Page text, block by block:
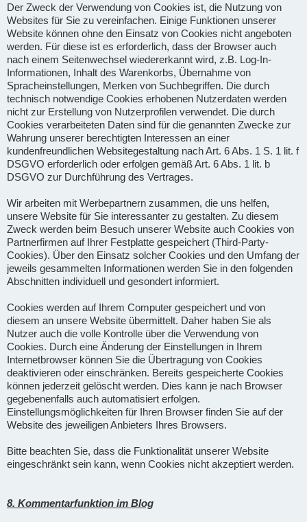
Der Zweck der Verwendung von Cookies ist, die Nutzung von
Websites für Sie zu vereinfachen. Einige Funktionen unserer
Website können ohne den Einsatz von Cookies nicht angeboten
werden. Für diese ist es erforderlich, dass der Browser auch
nach einem Seitenwechsel wiedererkannt wird, z.B. Log-In-
Informationen, Inhalt des Warenkorbs, Übernahme von
Spracheinstellungen, Merken von Suchbegriffen. Die durch
technisch notwendige Cookies erhobenen Nutzerdaten werden
nicht zur Erstellung von Nutzerprofilen verwendet. Die durch
Cookies verarbeiteten Daten sind für die genannten Zwecke zur
Wahrung unserer berechtigten Interessen an einer
kundenfreundlichen Websitegestaltung nach Art. 6 Abs. 1 S. 1 lit. f
DSGVO erforderlich oder erfolgen gemäß Art. 6 Abs. 1 lit. b
DSGVO zur Durchführung des Vertrages.
Wir arbeiten mit Werbepartnern zusammen, die uns helfen,
unsere Website für Sie interessanter zu gestalten. Zu diesem
Zweck werden beim Besuch unserer Website auch Cookies von
Partnerfirmen auf Ihrer Festplatte gespeichert (Third-Party-
Cookies). Über den Einsatz solcher Cookies und den Umfang der
jeweils gesammelten Informationen werden Sie in den folgenden
Abschnitten individuell und gesondert informiert.
Cookies werden auf Ihrem Computer gespeichert und von
diesem an unsere Website übermittelt. Daher haben Sie als
Nutzer auch die volle Kontrolle über die Verwendung von
Cookies. Durch eine Änderung der Einstellungen in Ihrem
Internetbrowser können Sie die Übertragung von Cookies
deaktivieren oder einschränken. Bereits gespeicherte Cookies
können jederzeit gelöscht werden. Dies kann je nach Browser
gegebenenfalls auch automatisiert erfolgen.
Einstellungsmöglichkeiten für Ihren Browser finden Sie auf der
Website des jeweiligen Anbieters Ihres Browsers.
Bitte beachten Sie, dass die Funktionalität unserer Website
eingeschränkt sein kann, wenn Cookies nicht akzeptiert werden.
8. Kommentarfunktion im Blog